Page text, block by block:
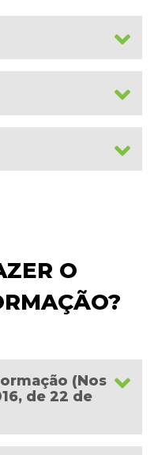
O
(Nos
de 22 de